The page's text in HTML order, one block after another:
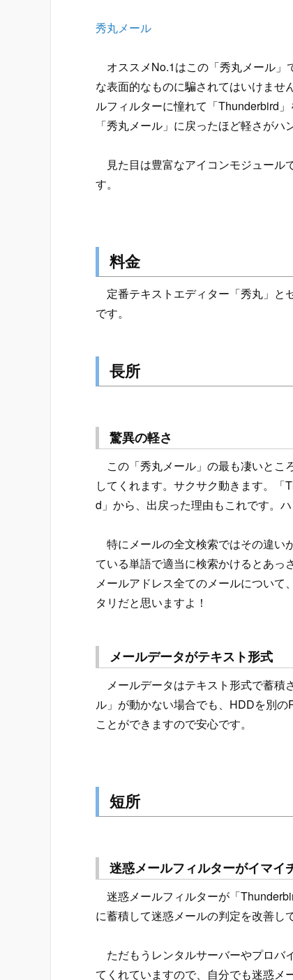
秀丸メール
オススメNo.1はこの「秀丸メール
な表面的なものに騙されてはいけませ
ルフィルターに憧れて「Thunderbird
「秀丸メール」に戻ったほど軽さがハ
見た目は豊富なアイコンモジュール
す。
料金
定番テキストエディター「秀丸」と
です。
長所
驚異の軽さ
この「秀丸メール」の最も凄いとこ
してくれます。サクサク動きます。
d」から、出戻った理由もこれです。
特にメールの全文検索ではその違い
ている単語で適当に検索かけるとあっ
メールアドレス全てのメールについ
タリだと思いますよ！
メールデータがテキスト形式
メールデータはテキスト形式で蓄積
ル」が動かない場合でも、HDDを別
ことができますので安心です。
短所
迷惑メールフィルターがイマイ
迷惑メールフィルターが「
に蓄積して迷惑メールの判定を改善し
ただもうレンタルサーバーやプロバ
てくれていますので、自分でも迷惑メ